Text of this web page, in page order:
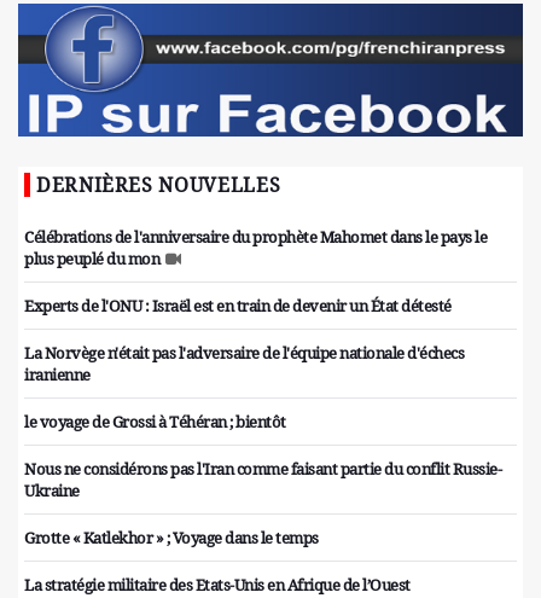
DERNIÈRES NOUVELLES
Célébrations de l'anniversaire du prophète Mahomet dans le pays le
plus peuplé du mon
Experts de l'ONU : Israël est en train de devenir un État détesté
La Norvège n'était pas l'adversaire de l'équipe nationale d'échecs
iranienne
le voyage de Grossi à Téhéran ; bientôt
Nous ne considérons pas l'Iran comme faisant partie du conflit Russie-
Ukraine
Grotte « Katlekhor » ; Voyage dans le temps
La stratégie militaire des Etats-Unis en Afrique de l’Ouest